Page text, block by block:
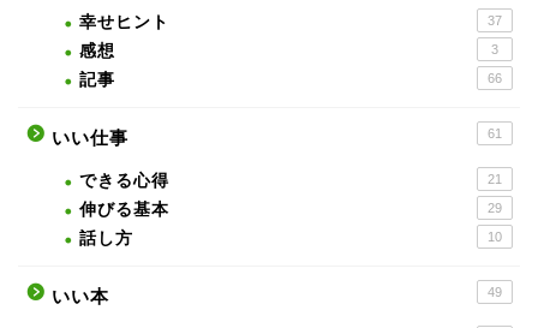
幸せヒント 37
感想 3
記事 66
いい仕事 61
できる心得 21
伸びる基本 29
話し方 10
いい本 49